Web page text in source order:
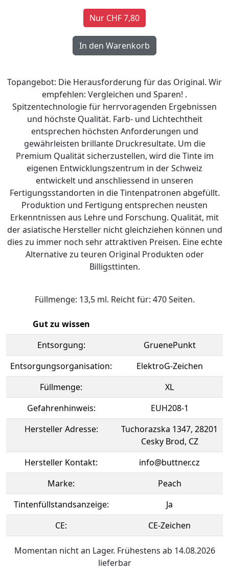
Nur CHF 7,80
Topangebot: Die Herausforderung für das Original. Wir
empfehlen: Vergleichen und Sparen! .
Spitzentechnologie für herrvoragenden Ergebnissen
und höchste Qualität. Farb- und Lichtechtheit
entsprechen höchsten Anforderungen und
gewährleisten brillante Druckresultate. Um die
Premium Qualität sicherzustellen, wird die Tinte im
eigenen Entwicklungszentrum in der Schweiz
entwickelt und anschliessend in unseren
Fertigungsstandorten in die Tintenpatronen abgefüllt.
Produktion und Fertigung entsprechen neusten
Erkenntnissen aus Lehre und Forschung. Qualität, mit
der asiatische Hersteller nicht gleichziehen können und
dies zu immer noch sehr attraktiven Preisen. Eine echte
Alternative zu teuren Original Produkten oder
Billigsttinten.
Füllmenge: 13,5 ml. Reicht für: 470 Seiten.
Gut zu wissen
Entsorgung:
GruenePunkt
Entsorgungsorganisation:
ElektroG-Zeichen
Füllmenge:
XL
Gefahrenhinweis:
EUH208-1
Hersteller Adresse:
Tuchorazska 1347, 28201
Cesky Brod, CZ
Hersteller Kontakt:
info@buttner.cz
Marke:
Peach
Tintenfüllstandsanzeige:
Ja
CE:
CE-Zeichen
Momentan nicht an Lager. Frühestens ab 14.08.2026
lieferbar